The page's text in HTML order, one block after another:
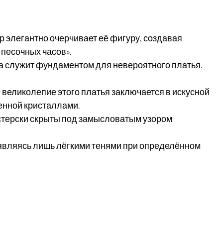
очерчивает её фигуру, создавая
часов».
служит фундаментом для невероятного платья.
этого платья заключается в искусной
кристаллами.
скрыты под замысловатым узором
лишь лёгкими тенями при определённом